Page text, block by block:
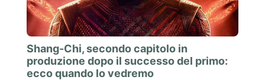
Shang-Chi, secondo capitolo in
produzione dopo il successo del primo:
ecco quando lo vedremo